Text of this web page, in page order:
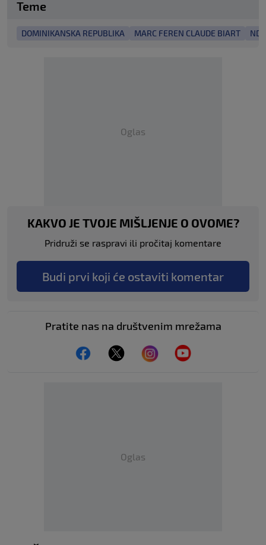
Teme
DOMINIKANSKA REPUBLIKA MARC FEREN CLAUDE BIART
Oglas
KAKVO JE TVOJE MIŠLJENJE O OVOME?
Pridruži se raspravi ili pročitaj komentare
Budi prvi koji će ostaviti komentar
Pratite nas na društvenim mrežama
Oglas